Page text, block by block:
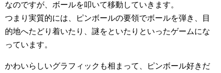
なのですが、ボールを叩いて移動していきます。
つまり実質的には、ピンボールの要領でボールを弾き、目
的地へたどり着いたり、謎をといたりといったゲームにな
っています。
かわいらしいグラフィックも相まって、ピンボール好きだ